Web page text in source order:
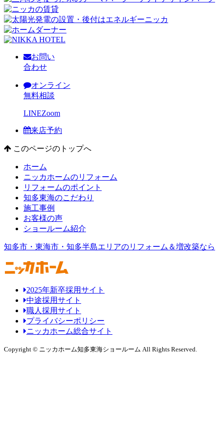
お問い
合わせ
オンライン
無料相談
LINEZoom
来店予約
このページのトップへ
ホーム
ニッカホームのリフォーム
リフォームのポイント
知多東海のこだわり
施工事例
お客様の声
ショールーム紹介
知多市・東海市・知多半島エリアのリフォーム＆増改築なら
2025年新卒採用サイト
中途採用サイト
職人採用サイト
プライバシーポリシー
ニッカホーム総合サイト
Copyright © ニッカホーム知多東海ショールーム All Rights Reserved.